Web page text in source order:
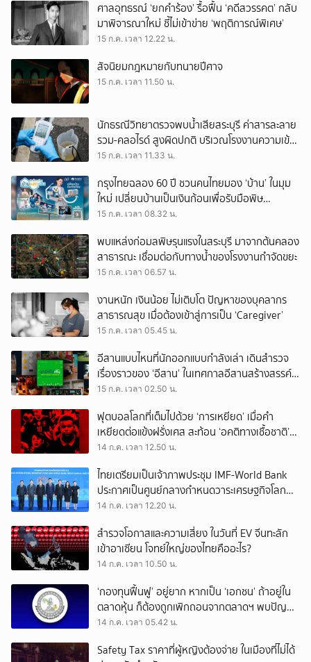
ศาลอุทธรณ์ ‘ยกคำร้อง’ รื้อฟื้น ‘คดีสวรรคต’ กลับ
มาพิจารณาใหม่ ชี้ไม่เข้าข่าย ‘พฤติการณ์พิเศษ’
15 ก.ค. เวลา 12.22 น.
สัจนิยมกฎหมายกับทนายปีศาจ
15 ก.ค. เวลา 11.50 น.
นักธรณีวิทยาตรวจพบน้ำเสียสระบุรี ค่าสารละลาย
รวม-คลอไรด์ สูงผิดปกติ บริเวณโรงงานความเข้ม
ข้นสูงสุด
15 ก.ค. เวลา 11.33 น.
กรุงไทยฉลอง 60 ปี ชวนคนไทยมอง ‘บ้าน’ ในมุม
ใหม่ เปลี่ยนบ้านเป็นเงินก้อนเพื่อรับมือพิษ
เศรษฐกิจ
15 ก.ค. เวลา 08.32 น.
พบแหล่งก่อมลพิษรุนแรงในสระบุรี มาจากต้นคลอง
สาธารณะ เชื่อมต่อกับทางน้ำของโรงงานกำจัดขยะ
15 ก.ค. เวลา 06.57 น.
งานหนัก เงินน้อย ไม่เติบโต ปัญหาของบุคลากร
สาธารณสุข เมื่อต้องเข้าสู่การเป็น ‘Caregiver’
15 ก.ค. เวลา 05.45 น.
อีสานแบบไหนที่นักออกแบบกำลังเล่า เดินสำรวจ
เรื่องราวของ ‘อีสาน’ ในเทศกาลอีสานสร้างสรรค์
2569
15 ก.ค. เวลา 02.50 น.
ฟุตบอลโลกที่เต็มไปด้วย ‘การเหยียด’ เมื่อคำ
เหยียดต่อแข้งฝรั่งเศส สะท้อน ‘อคติทางเชื้อชาติ’
ในสังคมยุโรป
14 ก.ค. เวลา 12.50 น.
ไทยเตรียมเป็นเจ้าภาพประชุม IMF-World Bank
ประกาศเป็นศูนย์กลางกำหนดวาระเศรษฐกิจโลก
โชว์ศักยภาพฮับการลงทุนของเอเชีย
14 ก.ค. เวลา 12.20 น.
สำรวจโอกาสและความเสี่ยง ในวันที่ EV จีนทะลัก
เข้าอาเซียน โจทย์ใหญ่ของไทยคืออะไร?
14 ก.ค. เวลา 10.50 น.
‘กองทุนฟื้นฟู’ อยู่ยาก หากเป็น ‘เอกชน’ ถ้าอยู่ใน
ตลาดหุ้น ก็ต้องถูกเพิกถอนจากตลาดฯ พบปัญหา
แม้แต่ สตง.ก็ไม่รับรองงบการเงิน
14 ก.ค. เวลา 05.42 น.
Safety Tax ราคาที่ผู้หญิงต้องจ่าย ในเมืองที่ไม่ได้